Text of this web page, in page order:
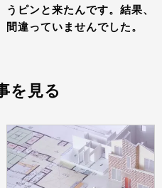
うピンと来たんです。結果、
間違っていませんでした。
を見る